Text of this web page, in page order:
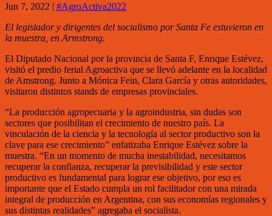
Jun 7, 2022 | #AgroActiva2022
El legislador y dirigentes del socialismo por Santa Fe estuvieron en
la muestra, en Armstrong.
El Diputado Nacional por la provincia de Santa F, Enrique Estévez,
visitó el predio ferial Agroactiva que se llevó adelante en la localidad
de Amstrong. Junto a Mónica Fein, Clara García y otras autoridades,
visitaron distintos stands de empresas provinciales.
“La producción agropecuaria y la agroindustria, sin dudas son
sectores que posibilitan el crecimiento de nuestro país. La
vinculación de la ciencia y la tecnología al sector productivo son la
clave para ese crecimiento” enfatizaba Enrique Estévez sobre la
muestra. “En un momento de mucha inestabilidad, necesitamos
recuperar la confianza, recuperar la previsibilidad y este sector
productivo es fundamental para lograr ese objetivo, por eso es
importante que el Estado cumpla un rol facilitador con una mirada
integral de producción en Argentina, con sus economías regionales y
sus distintas realidades” agregaba el socialista.